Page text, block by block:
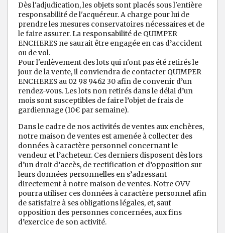
Dès l'adjudication, les objets sont placés sous l'entière
responsabilité de l'acquéreur. A charge pour lui de
prendre les mesures conservatoires nécessaires et de
le faire assurer. La responsabilité de QUIMPER
ENCHERES ne saurait être engagée en cas d’accident
ou de vol.
Pour l'enlèvement des lots qui n'ont pas été retirés le
jour de la vente, il conviendra de contacter QUIMPER
ENCHERES au 02 98 9462 30 afin de convenir d’un
rendez-vous. Les lots non retirés dans le délai d’un
mois sont susceptibles de faire l’objet de frais de
gardiennage (10€ par semaine).
Dans le cadre de nos activités de ventes aux enchères,
notre maison de ventes est amenée à collecter des
données à caractère personnel concernant le
vendeur et l’acheteur. Ces derniers disposent dès lors
d’un droit d’accès, de rectification et d’opposition sur
leurs données personnelles en s’adressant
directement à notre maison de ventes. Notre OVV
pourra utiliser ces données à caractère personnel afin
de satisfaire à ses obligations légales, et, sauf
opposition des personnes concernées, aux fins
d’exercice de son activité.